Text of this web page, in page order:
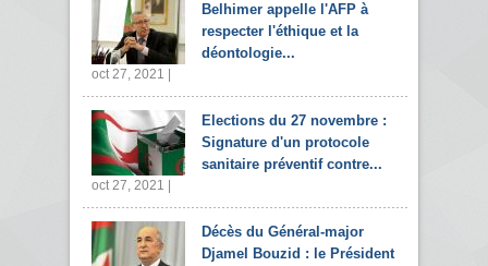
Belhimer appelle l'AFP à
respecter l'éthique et la
déontologie...
oct 27, 2021 |
Elections du 27 novembre :
Signature d'un protocole
sanitaire préventif contre...
oct 27, 2021 |
Décès du Général-major
Djamel Bouzid : le Président